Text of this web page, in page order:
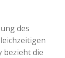
des
bezieht die